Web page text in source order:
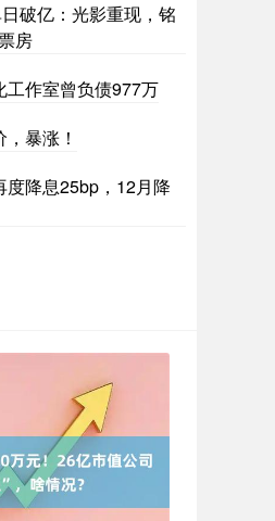
破亿：光影重现，铭
房
工作室曾负债977万
暴涨！
度降息25bp，12月降